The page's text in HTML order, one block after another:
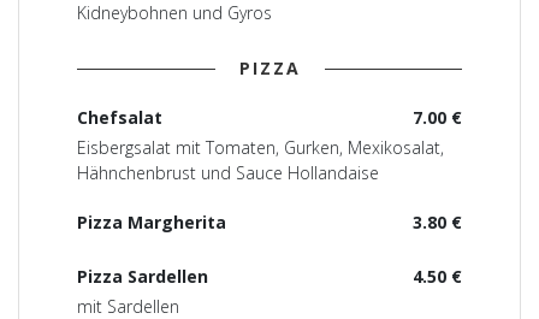
Kidneybohnen und Gyros
PIZZA
7.00 €
Chefsalat
Eisbergsalat mit Tomaten, Gurken, Mexikosalat,
Hähnchenbrust und Sauce Hollandaise
3.80 €
Pizza Margherita
4.50 €
Pizza Sardellen
mit Sardellen